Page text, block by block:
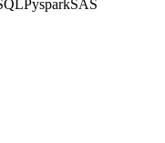
PysparkSAS